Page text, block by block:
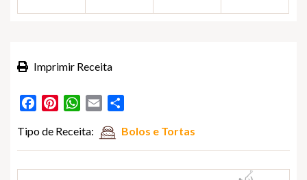
Imprimir Receita
FacebookPinterestWhatsApp
Email
Tipo de Receita: Bolos e Tortas